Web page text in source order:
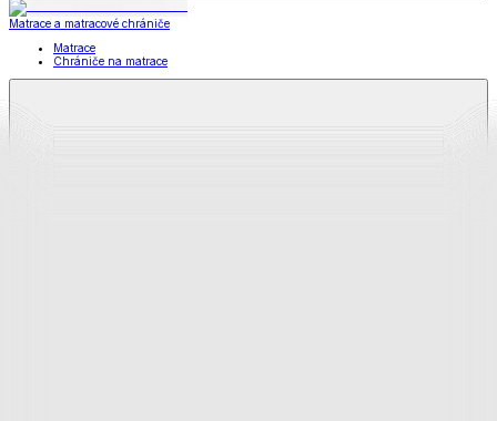
Matrace a matracové chrániče
Matrace
Chrániče na matrace